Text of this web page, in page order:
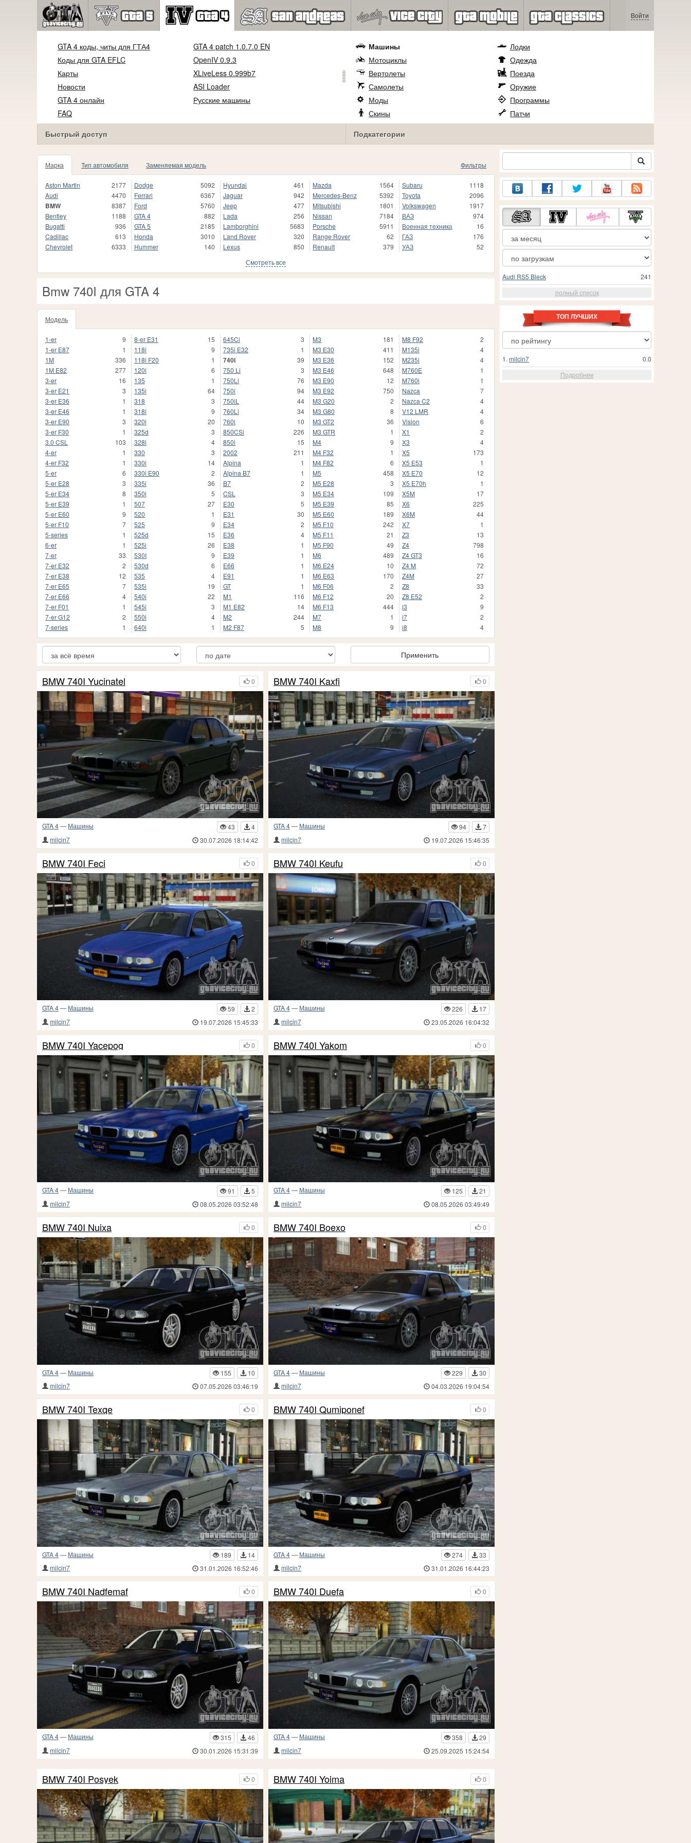
Войти
GTA 4 коды, читы для ГТА4
Коды для GTA EFLC
Карты
Новости
GTA 4 онлайн
FAQ
GTA 4 patch 1.0.7.0 EN
OpenIV 0.9.3
XLiveLess 0.999b7
ASI Loader
Русские машины
Быстрый доступ
Машины
Мотоциклы
Вертолеты
Самолеты
Моды
Скины
Лодки
Одежда
Поезда
Оружие
Программы
Патчи
Подкатегории
Марка Тип автомобиля Заменяемая модель Фильтры
Aston Martin
2177
Audi
4470
BMW
8387
Bentley
1188
Bugatti
936
Cadillac
613
Chevrolet
6333
Dodge
5092
Ferrari
6367
Ford
5760
GTA 4
882
GTA 5
2185
Honda
3010
Hummer
140
Hyundai
461
Jaguar
942
Jeep
477
Lada
256
Lamborghini
5683
Land Rover
320
Lexus
850
Mazda
1564
Mercedes-Benz
5392
Mitsubishi
1801
Nissan
7184
Porsche
5911
Range Rover
62
Renault
379
Subaru
1118
Toyota
2096
Volkswagen
1917
ВАЗ
974
Военная техника
16
ГАЗ
176
УАЗ
52
Смотреть все
Bmw 740I для GTA 4
Модель
1-er
9
1-er E87
1
1M
336
1M E82
277
3-er
16
3-er E21
3
3-er E36
1
3-er E46
1
3-er E90
3
3-er F30
1
3.0 CSL
103
4-er
1
4-er F32
1
5-er
6
5-er E28
3
5-er E34
8
5-er E39
1
5-er E60
9
5-er F10
7
5-series
1
6-er
1
7-er
33
7-er E32
2
7-er E38
12
7-er E65
7
7-er E66
4
7-er F01
1
7-er G12
2
7-series
1
8-er E31
15
118i
9
118i F20
1
120i
6
135
1
135i
64
318
3
318i
9
320i
20
325d
3
328i
4
330
3
330i
14
330i E90
2
335i
36
350i
5
507
27
520
1
525
9
525d
15
525i
26
530I
9
530d
6
535
4
535i
19
540i
22
545i
3
550i
4
640i
1
645Ci
3
735i E32
1
740I
39
750 Li
3
750Li
76
750i
94
750iL
44
760Li
34
760i
10
850CSi
226
850i
15
2002
211
Alpina
1
Alpina B7
1
B7
2
CSL
3
E30
5
E31
30
E34
2
E36
4
E38
1
E39
1
E66
1
E91
1
GT
1
M1
116
M1 E82
14
M2
244
M2 F87
5
M3
181
M3 E30
411
M3 E36
152
M3 E46
648
M3 E90
12
M3 E92
750
M3 G20
2
M3 G80
8
M3 GT2
36
M3 GTR
1
M4
9
M4 F32
1
M4 F82
6
M5
458
M5 E28
3
M5 E34
109
M5 E39
85
M5 E60
189
M5 F10
242
M5 F11
21
M5 F90
49
M6
489
M6 E24
10
M6 E63
170
M6 F06
2
M6 F12
20
M6 F13
444
M7
1
M8
9
M8 F92
2
M135i
4
M235i
4
M760E
1
M760i
1
Nazca
7
Nazca C2
4
V12 LMR
4
Vision
6
X1
2
X3
4
X5
173
X5 E53
1
X5 E70
12
X5 E70h
1
X5M
17
X6
225
X6M
44
X7
1
Z3
13
Z4
798
Z4 GT3
16
Z4 M
72
Z4M
27
Z8
33
Z8 E52
2
i3
9
i7
2
i8
4
Применить
0
BMW 740I Yucinatel
GTA 4— Машины 43
4
milcin7
30.07.2026 18:14:42
0
BMW 740I Kaxfi
GTA 4— Машины 94
7
milcin7
19.07.2026 15:46:35
0
BMW 740I Feci
GTA 4— Машины 59
2
milcin7
19.07.2026 15:45:33
0
BMW 740I Keufu
GTA 4— Машины 226
17
milcin7
23.05.2026 16:04:32
0
BMW 740I Yacepog
GTA 4— Машины 91
5
milcin7
08.05.2026 03:52:48
0
BMW 740I Yakom
GTA 4— Машины 125
21
milcin7
08.05.2026 03:49:49
0
BMW 740I Nuixa
GTA 4— Машины 155
10
milcin7
07.05.2026 03:46:19
0
BMW 740I Boexo
GTA 4— Машины 229
30
milcin7
04.03.2026 19:04:54
0
BMW 740I Texqe
GTA 4— Машины 189
14
milcin7
31.01.2026 16:52:46
0
BMW 740I Qumiponef
GTA 4— Машины 274
33
milcin7
31.01.2026 16:44:23
0
BMW 740I Nadfemaf
GTA 4— Машины 315
46
milcin7
30.01.2026 15:31:39
0
BMW 740I Duefa
GTA 4— Машины 358
29
milcin7
25.09.2025 15:24:54
0
BMW 740I Posyek 0
BMW 740I Yoima
241
Audi RS5 Bleck
полный список
ТОП ЛУЧШИХ
0.0
1. milcin7
Подробнее